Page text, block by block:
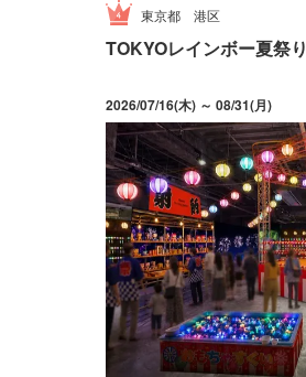
東京都 港区
TOKYOレインボー夏祭り
2026/07/16(木) ～ 08/31(月)